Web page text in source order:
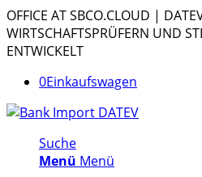
OFFICE AT SBCO.CLOUD |
WIRTSCHAFTSPRÜFERN UND
ENTWICKELT
0Einkaufswagen
Suche
Menü Menü